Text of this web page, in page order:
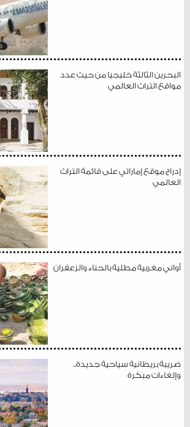
البحرين الثالثة خليجيا من حيث عدد
مواقع التراث العالمي
إدراج موقع إماراتي على قائمة التراث
العالمي
أواني مغربية مطلية بالحناء والزعفران
ضريبة بريطانية سياحية جديدة..
وإلغاءات مبكرة